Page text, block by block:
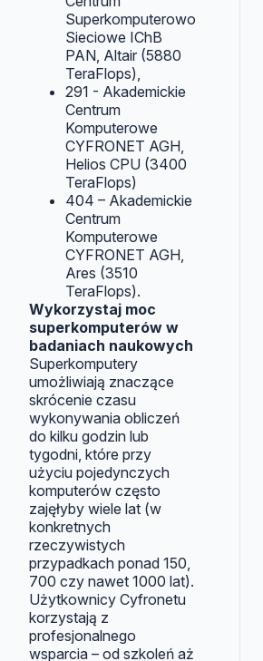
Superkomputerowo
Sieciowe IChB
PAN, Altair (5880
TeraFlops),
291 - Akademickie
Centrum
Komputerowe
CYFRONET AGH,
Helios CPU (3400
TeraFlops)
404 – Akademickie
Centrum
Komputerowe
CYFRONET AGH,
Ares (3510
TeraFlops).
Wykorzystaj moc
superkomputerów w
badaniach naukowych
Superkomputery
umożliwiają znaczące
skrócenie czasu
wykonywania obliczeń
do kilku godzin lub
tygodni, które przy
użyciu pojedynczych
komputerów często
zajęłyby wiele lat (w
konkretnych
rzeczywistych
przypadkach ponad 150,
700 czy nawet 1000 lat).
Użytkownicy Cyfronetu
korzystają z
profesjonalnego
wsparcia – od szkoleń aż